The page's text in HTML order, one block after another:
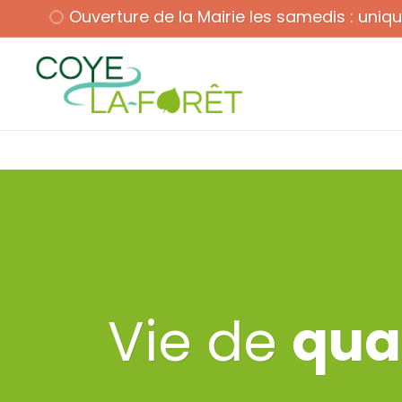
Ouverture de la Mairie les samedis :
Ouverture : ma, me, ve : 9h - 12h & 14h30 - 17h30 sa :
Vie de